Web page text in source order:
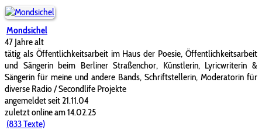
Mondsichel
47 Jahre alt
tätig als Öffentlichkeitsarbeit im Haus der Poesie, Öffentlichkeitsarbeit
und Sängerin beim Berliner Straßenchor, Künstlerin, Lyricwriterin &
Sängerin für meine und andere Bands, Schriftstellerin, Moderatorin für
diverse Radio / Secondlife Projekte
angemeldet seit 21.11.04
zuletzt online am 14.02.25
(833 Texte)